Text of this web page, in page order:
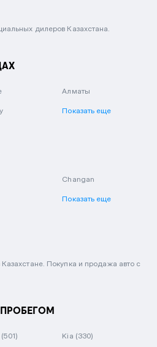
дилеров Казахстана.
Алматы
Показать еще
Changan
Показать еще
Покупка и продажа авто с
(501) Kia (330)